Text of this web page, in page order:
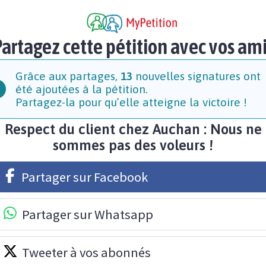
cette pétition avec vos
Grâce aux partages, 13 nouvelles signatures ont
été ajoutées à la pétition.
Partagez-la pour qu’elle atteigne la victoire !
Respect du client chez Auchan : Nous ne
sommes pas des voleurs !
Partager sur Facebook
Partager sur Whatsapp
Tweeter à vos abonnés